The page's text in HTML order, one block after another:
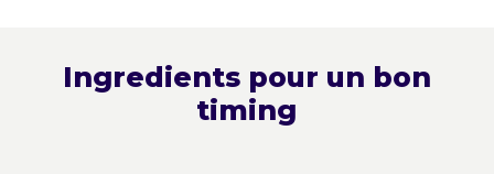
Ingredients pour un bon
timing